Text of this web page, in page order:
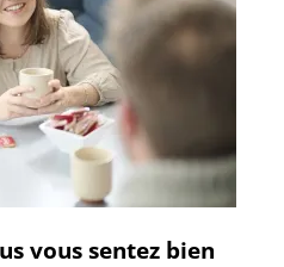
vous sentez bien